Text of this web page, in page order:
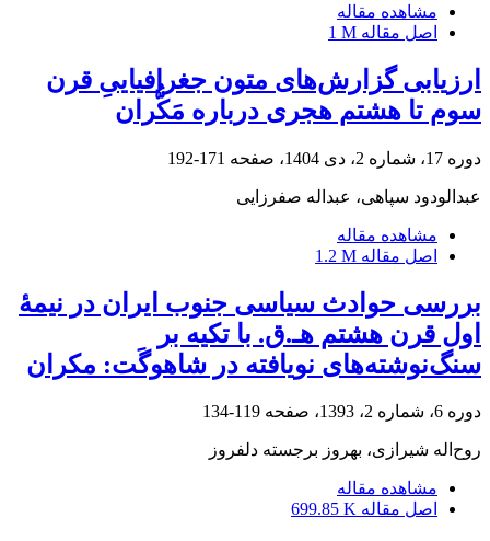
مشاهده مقاله
اصل مقاله 1 M
ارزیابی گزارش‌های متون جغرافیاییِ قرن
سوم تا هشتم هجری درباره مَکُّران
دوره 17، شماره 2، دی 1404، صفحه 171-192
عبدالودود سپاهی، عبداله صفرزایی
مشاهده مقاله
اصل مقاله 1.2 M
بررسی حوادث سیاسی جنوب ایران در نیمۀ
اول قرن هشتم هـ.ق. با تکیه بر
سنگ‌نوشته‌های نویافته در شاهوگَت: مکران
دوره 6، شماره 2، 1393، صفحه 119-134
روح‌اله شیرازی، بهروز برجسته دلفروز
مشاهده مقاله
اصل مقاله 699.85 K